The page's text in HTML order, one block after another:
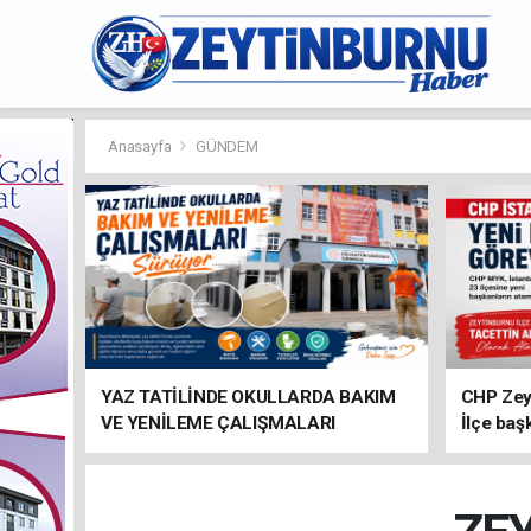
Anasayfa GÜNDEM
YAZ TATİLİNDE OKULLARDA BAKIM
VE YENİLEME ÇALIŞMALARI
SÜRÜYOR
CHP
İlçe
atandı